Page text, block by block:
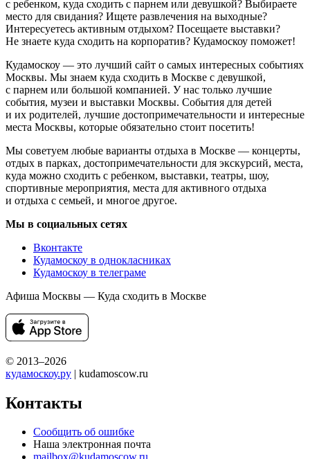
с ребенком, куда сходить с парнем или девушкой? Выбираете
место для свидания? Ищете развлечения на выходные?
Интересуетесь активным отдыхом? Посещаете выставки?
Не знаете куда сходить на корпоратив? Кудамоскоу поможет!
Кудамоскоу — это лучший сайт о самых интересных событиях
Москвы. Мы знаем куда сходить в Москве с девушкой,
с парнем или большой компанией. У нас только лучшие
события, музеи и выставки Москвы. События для детей
и их родителей, лучшие достопримечательности и интересные
места Москвы, которые обязательно стоит посетить!
Мы советуем любые варианты отдыха в Москве — концерты,
отдых в парках, достопримечательности для экскурсий, места,
куда можно сходить с ребенком, выставки, театры, шоу,
спортивные мероприятия, места для активного отдыха
и отдыха с семьей, и многое другое.
Мы в социальных сетях
Вконтакте
Кудамоскоу в однокласниках
Кудамоскоу в телеграме
Афиша Москвы — Куда сходить в Москве
© 2013–2026
кудамоскоу.ру | kudamoscow.ru
Контакты
Сообщить об ошибке
Наша электронная почта